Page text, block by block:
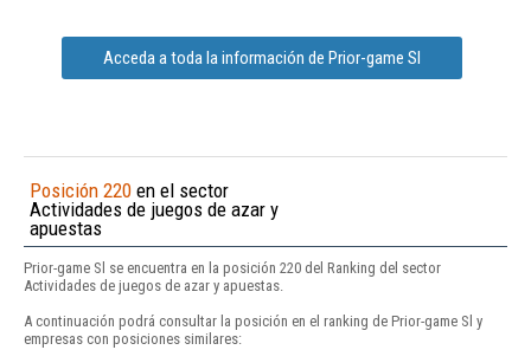
Acceda a toda la información de Prior-game Sl
Posición 220 en el sector
Actividades de juegos de azar y
apuestas
Prior-game Sl se encuentra en la posición 220 del Ranking del sector
Actividades de juegos de azar y apuestas.
A continuación podrá consultar la posición en el ranking de Prior-game Sl y
empresas con posiciones similares: